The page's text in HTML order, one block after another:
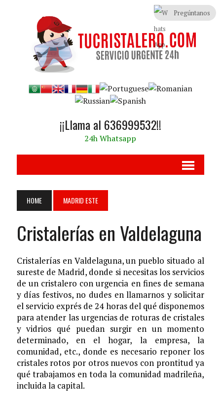
¡¡Llama al 636999532!!
24h Whatsapp
HOME MADRID ESTE
Cristalerías en Valdelaguna
Cristalerías en Valdelaguna, un pueblo situado al
sureste de Madrid, donde si necesitas los servicios
de un cristalero con urgencia en fines de semana
y días festivos, no dudes en llamarnos y solicitar
el servicio exprés de 24 horas del qué disponemos
para atender las urgencias de roturas de cristales
y vidrios qué puedan surgir en un momento
determinado, en el hogar, la empresa, la
comunidad, etc., donde es necesario reponer los
cristales rotos por otros nuevos con prontitud ya
qué trabajamos en toda la comunidad madrileña,
incluida la capital.
Pregúntanos